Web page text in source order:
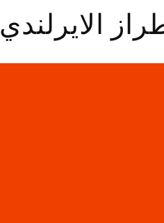
الايرلندي